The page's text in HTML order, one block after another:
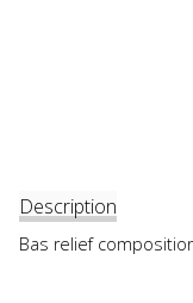
Description
Bas relief